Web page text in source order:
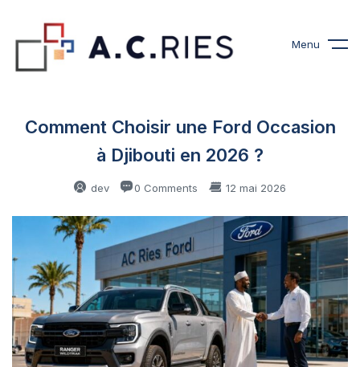
Menu
Comment Choisir une Ford Occasion
à Djibouti en 2026 ?
dev 0 Comments 12 mai 2026